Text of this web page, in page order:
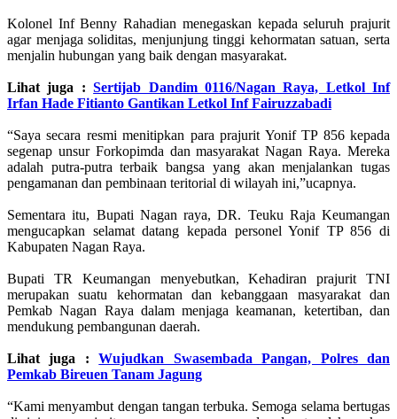
Kolonel Inf Benny Rahadian menegaskan kepada seluruh prajurit
agar menjaga soliditas, menjunjung tinggi kehormatan satuan, serta
menjalin hubungan yang baik dengan masyarakat.
Lihat juga :Sertijab Dandim 0116/Nagan Raya, Letkol Inf
Irfan Hade Fitianto Gantikan Letkol Inf Fairuzzabadi
“Saya secara resmi menitipkan para prajurit Yonif TP 856 kepada
segenap unsur Forkopimda dan masyarakat Nagan Raya. Mereka
adalah putra-putra terbaik bangsa yang akan menjalankan tugas
pengamanan dan pembinaan teritorial di wilayah ini,”ucapnya.
Sementara itu, Bupati Nagan raya, DR. Teuku Raja Keumangan
mengucapkan selamat datang kepada personel Yonif TP 856 di
Kabupaten Nagan Raya.
Bupati TR Keumangan menyebutkan, Kehadiran prajurit TNI
merupakan suatu kehormatan dan kebanggaan masyarakat dan
Pemkab Nagan Raya dalam menjaga keamanan, ketertiban, dan
mendukung pembangunan daerah.
Lihat juga :Wujudkan Swasembada Pangan, Polres dan
Pemkab Bireuen Tanam Jagung
“Kami menyambut dengan tangan terbuka. Semoga selama bertugas